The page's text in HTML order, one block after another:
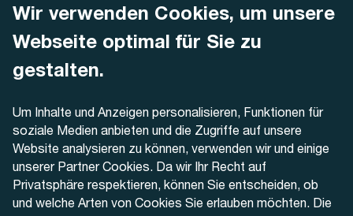
Wir verwenden Cookies, um unsere
Webseite optimal für Sie zu
gestalten.
Um Inhalte und Anzeigen personalisieren, Funktionen für
soziale Medien anbieten und die Zugriffe auf unsere
Website analysieren zu können, verwenden wir und einige
unserer Partner Cookies. Da wir Ihr Recht auf
Privatsphäre respektieren, können Sie entscheiden, ob
und welche Arten von Cookies Sie erlauben möchten. Die
AREMO
Dornacherstrasse 48
4500 Solothurn
+41 32 622 37 22
Kontaktformular